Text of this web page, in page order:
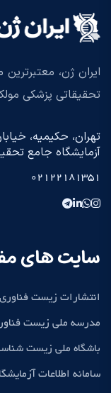
ایران ژن،
تحقیقاتی پزشکی
تهران، حکیمیه،
آزمایشگاه جامع
02122181351
سایت های
انتشارات زیست فناوری
مدرسه ملی زیست
باشگاه ملی زیست
سامانه اطلاعات